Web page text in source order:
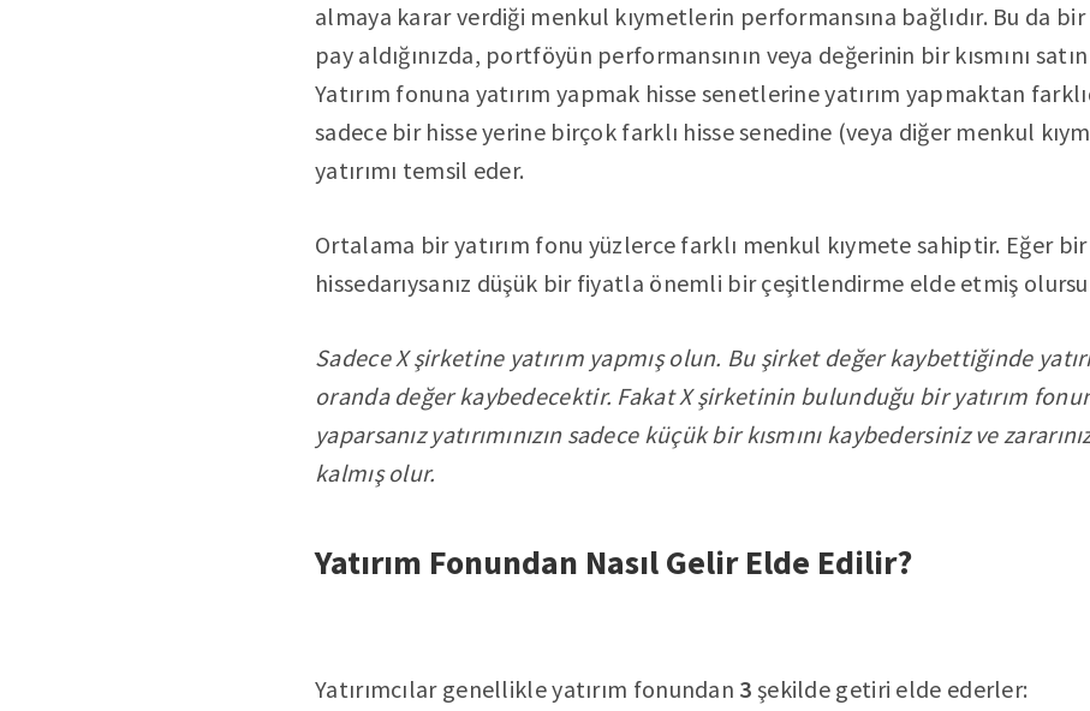
almaya karar verdiği menkul kıymetlerin performansına bağlıdır. Bu da
pay aldığınızda, portföyün performansının veya değerinin bir kısmını satın
Yatırım fonuna yatırım yapmak hisse senetlerine yatırım yapmaktan
sadece bir hisse yerine birçok farklı hisse senedine (veya diğer menkul
yatırımı temsil eder.
Ortalama bir yatırım fonu yüzlerce farklı menkul kıymete sahiptir. Eğer bir
hissedarıysanız düşük bir fiyatla önemli bir çeşitlendirme elde etmiş
Sadece X şirketine yatırım yapmış olun. Bu şirket değer kaybettiğinde
oranda değer kaybedecektir. Fakat X şirketinin bulunduğu bir yatırım
yaparsanız yatırımınızın sadece küçük bir kısmını kaybedersiniz ve
kalmış olur.
Yatırım Fonundan Nasıl Gelir Elde Edilir?
Yatırımcılar genellikle yatırım fonundan 3 şekilde getiri elde ederler: